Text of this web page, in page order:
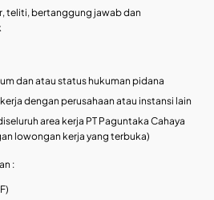
teliti, bertanggung jawab dan
dan atau status hukuman pidana
dengan perusahaan atau instansi lain
area kerja PT Paguntaka Cahaya
lowongan kerja yang terbuka)
: